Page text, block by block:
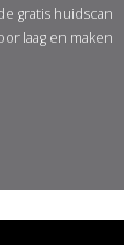
gratis huidscan
laag en maken